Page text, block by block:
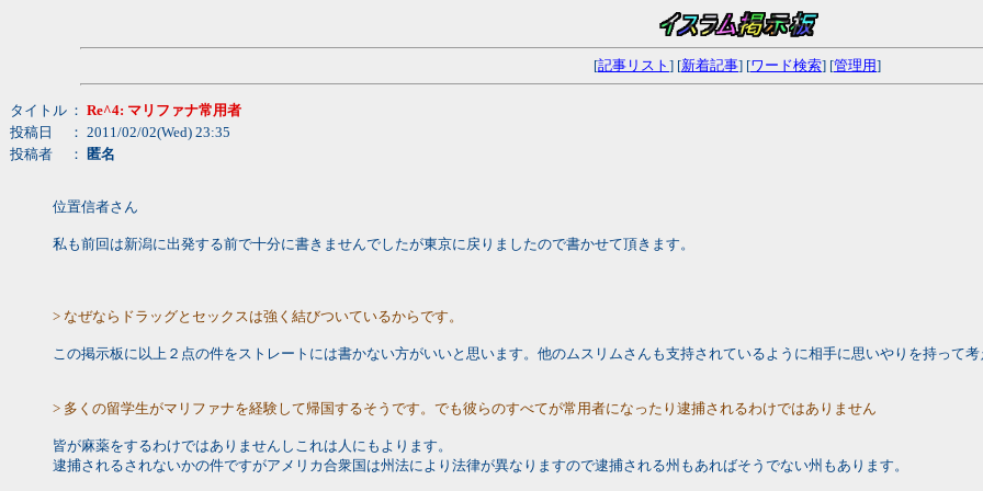
[記事リスト ] [新着記事] [ワード検索] [管理用]
タイトル ： Re^4: マリファナ常用者
投稿日
： 2011/02/02(Wed) 23:35
投稿者
： 匿名
位置信者さん
私も前回は新潟に出発する前で十分に書きませんでしたが東京に戻りましたので書かせて頂きます。
> なぜならドラッグとセックスは強く結びついているからです。
この掲示板に以上２点の件をストレートには書かない方がいいと思います。他のムスリムさんも支持されているように相手に思いやりを持って考
> 多くの留学生がマリファナを経験して帰国するそうです。でも彼らのすべてが常用者になったり逮捕されるわけではありません
皆が麻薬をするわけではありませんしこれは人にもよります。
逮捕されるされないかの件ですがアメリカ合衆国は州法により法律が異なりますので逮捕される州もあればそうでない州もあります。